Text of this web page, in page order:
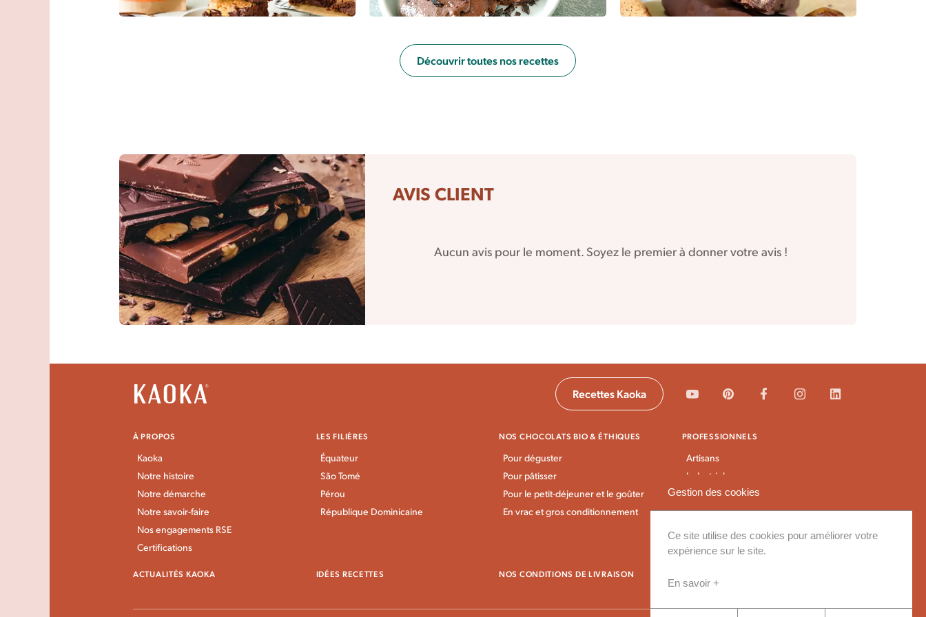
Découvrir toutes nos recettes
QUE NOUS
Donner un avis
AVIS CLIENT
Aucun avis pour le moment. Soyez le premier à donner votre avis !
Recettes Kaoka
À PROPOS
Kaoka
Notre histoire
Notre démarche
Notre savoir-faire
Nos engagements RSE
Certifications
LES FILIÈRES
Équateur
São Tomé
Pérou
République Dominicaine
NOS CHOCOLATS BIO & ÉTHIQUES
Pour déguster
Pour pâtisser
Pour le petit-déjeuner et le goûter
En vrac et gros conditionnement
PROFESSIONNELS
Artisans
Industriels
Magasins Bio
Épiceries Vrac
ACTUALITÉS KAOKA IDÉES RECETTES NOS CONDITIONS DE LIVRAISON
Gestion des cookies
Ce site utilise des cookies pour améliorer votre
expérience sur le site.
En savoir +